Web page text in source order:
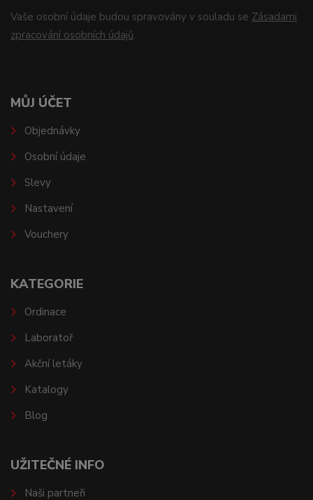
Vaše osobní údaje budou spravovány v souladu se Zásadami
zpracování osobních údajů.
MŮJ ÚČET
Objednávky
Osobní údaje
Slevy
Nastavení
Vouchery
KATEGORIE
Ordinace
Laboratoř
Akční letáky
Katalogy
Blog
UŽITEČNÉ INFO
Naši partneři